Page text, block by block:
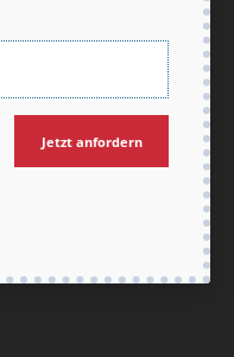
Jetzt anfordern